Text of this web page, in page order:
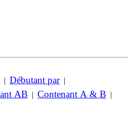
| Débutant par|
AB | Contenant A & B |